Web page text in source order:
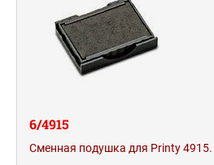
6/4915
Сменная подушка для Printy 4915.